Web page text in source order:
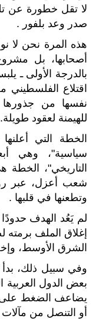
لا تقل خطورة عن
صدر وعد بلفور .
هذه المرة نحن لا
أصحابها، بل
بالدرجة الأولى ـ
اقتلاع الفلسطيني
نفسها من جذورها
للهيمنة لعقود طويلة.
الخطة التي
سياسية"، وهي
التاريخي"،
شعب أعزل، عبر
وتطعنها في قلبها .
لم يَعُد الهدف حدودًا
إغلاق الملف
الشرق الأوسط،
وفي سبيل ذلك،
بعض الدول العربية
يضاعف الضغط على
أو التنصل من